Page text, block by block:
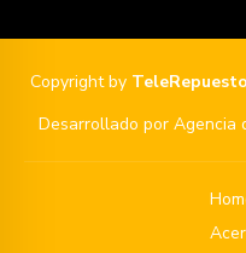
Copyright by
Desarrollado por Agencia